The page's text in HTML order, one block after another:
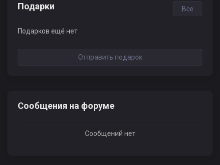
Подарки Все
Подарков ещё нет
Отправить подарок
Сообщения на форуме
Сообщений нет